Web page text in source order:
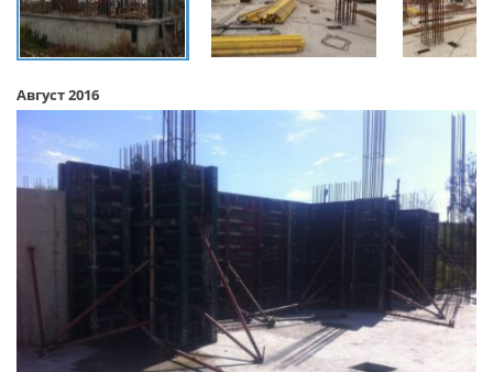
Август 2016